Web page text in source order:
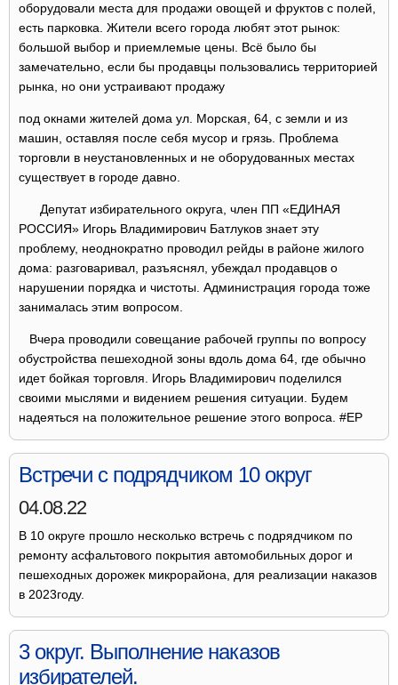
оборудовали места для продажи овощей и фруктов с полей,
есть парковка. Жители всего города любят этот рынок:
большой выбор и приемлемые цены. Всё было бы
замечательно, если бы продавцы пользовались территорией
рынка, но они устраивают продажу
под окнами жителей дома ул. Морская, 64, с земли и из
машин, оставляя после себя мусор и грязь. Проблема
торговли в неустановленных и не оборудованных местах
существует в городе давно.
Депутат избирательного округа, член ПП «ЕДИНАЯ
РОССИЯ» Игорь Владимирович Батлуков знает эту
проблему, неоднократно проводил рейды в районе жилого
дома: разговаривал, разъяснял, убеждал продавцов о
нарушении порядка и чистоты. Администрация города тоже
занималась этим вопросом.
Вчера проводили совещание рабочей группы по вопросу
обустройства пешеходной зоны вдоль дома 64, где обычно
идет бойкая торговля. Игорь Владимирович поделился
своими мыслями и видением решения ситуации. Будем
надеяться на положительное решение этого вопроса. #ЕР
Встречи с подрядчиком 10 округ
04.08.22
В 10 округе прошло несколько встречь с подрядчиком по
ремонту асфальтового покрытия автомобильных дорог и
пешеходных дорожек микрорайона, для реализации наказов
в 2023году.
3 округ. Выполнение наказов
избирателей.